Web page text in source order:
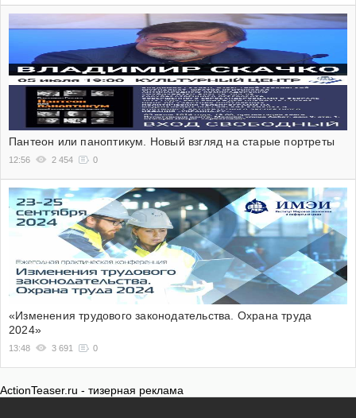
Пантеон или паноптикум. Новый взгляд на старые портреты
12:56 2 454 0
«Изменения трудового законодательства. Охрана труда
2024»
13:48 3 691 0
ActionTeaser.ru - тизерная реклама